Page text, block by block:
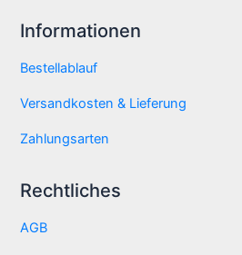
Informationen
Bestellablauf
Versandkosten & Lieferung
Zahlungsarten
Rechtliches
AGB